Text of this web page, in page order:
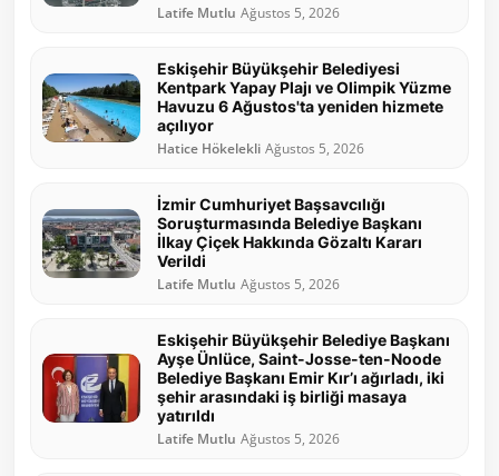
Latife Mutlu Ağustos 5, 2026
Eskişehir Büyükşehir Belediyesi
Kentpark Yapay Plajı ve Olimpik Yüzme
Havuzu 6 Ağustos'ta yeniden hizmete
açılıyor
Hatice Hökelekli Ağustos 5, 2026
İzmir Cumhuriyet Başsavcılığı
Soruşturmasında Belediye Başkanı
İlkay Çiçek Hakkında Gözaltı Kararı
Verildi
Latife Mutlu Ağustos 5, 2026
Eskişehir Büyükşehir Belediye Başkanı
Ayşe Ünlüce, Saint-Josse-ten-Noode
Belediye Başkanı Emir Kır’ı ağırladı, iki
şehir arasındaki iş birliği masaya
yatırıldı
Latife Mutlu Ağustos 5, 2026